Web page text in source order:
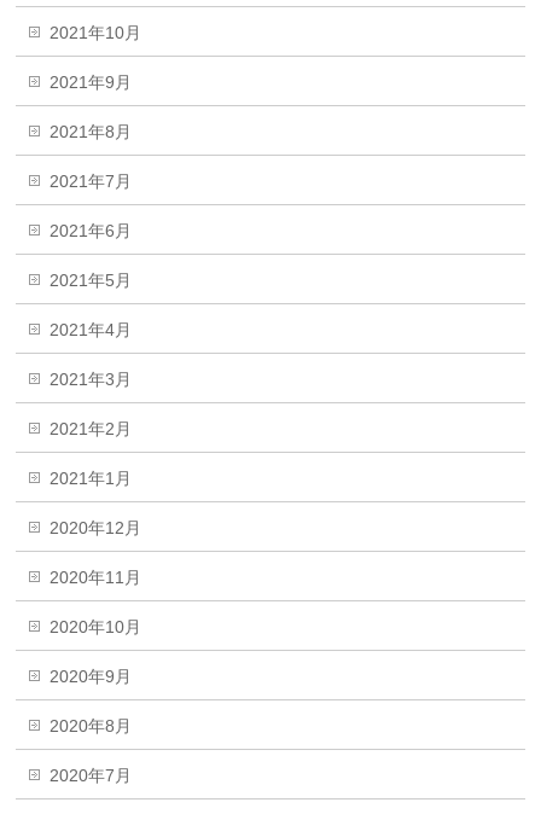
2021年10月
2021年9月
2021年8月
2021年7月
2021年6月
2021年5月
2021年4月
2021年3月
2021年2月
2021年1月
2020年12月
2020年11月
2020年10月
2020年9月
2020年8月
2020年7月